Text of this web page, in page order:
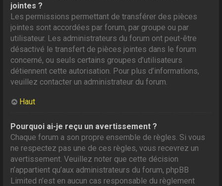
jointes ?
Les permissions permettant de transférer des pièces
jointes sont accordées par forum, par groupe ou par
utilisateur. Les administrateurs du forum ont peut-être
désactivé le transfert de pièces jointes dans le forum
concerné, ou seuls certains groupes d’utilisateurs
détiennent cette autorisation. Pour plus d’informations,
veuillez contacter un administrateur du forum.
Haut
Pourquoi ai-je reçu un avertissement ?
Chaque forum a son propre ensemble de règles. Si vous
ne respectez pas une de ces règles, vous recevrez un
avertissement. Veuillez noter que cette décision
n’appartient qu’aux administrateurs du forum, phpBB
Limited n’est en aucun cas responsable du règlement